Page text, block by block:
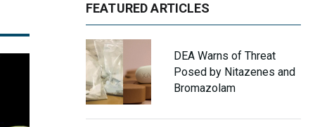
FEATURED ARTICLES
DEA Warns of Threat
Posed by Nitazenes and
Bromazolam